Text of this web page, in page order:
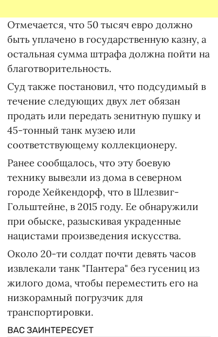
Отмечается, что 50 тысяч евро должно
быть уплачено в государственную казну, а
остальная сумма штрафа должна пойти на
благотворительность.
Суд также постановил, что подсудимый в
течение следующих двух лет обязан
продать или передать зенитную пушку и
45-тонный танк музею или
соответствующему коллекционеру.
Ранее сообщалось, что эту боевую
технику вывезли из дома в северном
городе Хейкендорф, что в Шлезвиг-
Гольштейне, в 2015 году. Ее обнаружили
при обыске, разыскивая украденные
нацистами произведения искусства.
Около 20-ти солдат почти девять часов
извлекали танк "Пантера" без гусениц из
жилого дома, чтобы переместить его на
низкорамный погрузчик для
транспортировки.
ВАС ЗАИНТЕРЕСУЕТ